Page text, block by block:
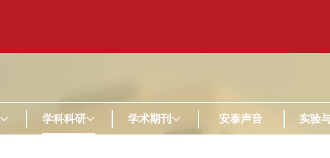
学科科研 学术期刊 安泰声音 实验